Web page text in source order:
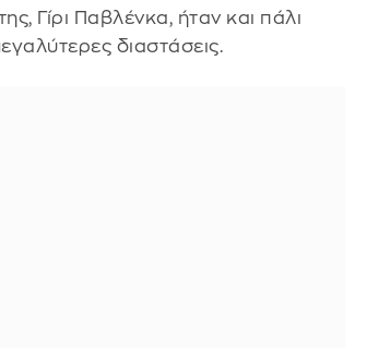
Γίρι Παβλένκα, ήταν και πάλι
διαστάσεις.